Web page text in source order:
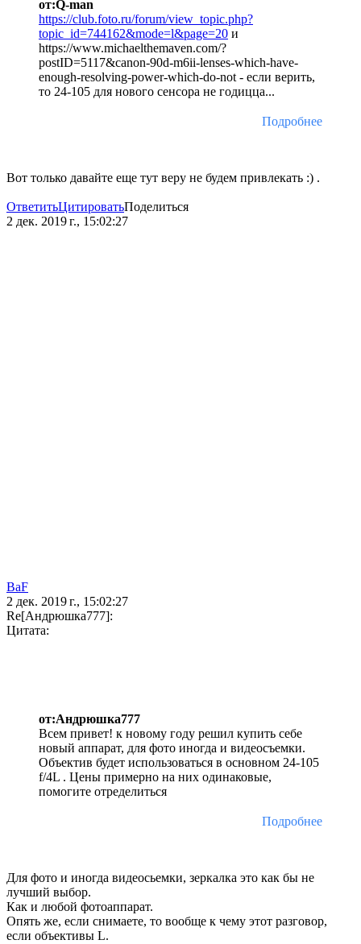
от:Q-man
https://club.foto.ru/forum/view_topic.php?
topic_id=744162&mode=l&page=20 и
https://www.michaelthemaven.com/?
postID=5117&canon-90d-m6ii-lenses-which-have-
enough-resolving-power-which-do-not - если верить,
то 24-105 для нового сенсора не годицца...
Подробнее
Вот только давайте еще тут веру не будем привлекать :) .
ОтветитьЦитироватьПоделиться
2 дек. 2019 г., 15:02:27
BaF
2 дек. 2019 г., 15:02:27
Re[Андрюшка777]:
Цитата:
от:Андрюшка777
Всем привет! к новому году решил купить себе
новый аппарат, для фото иногда и видеосъемки.
Объектив будет использоваться в основном 24-105
f/4L . Цены примерно на них одинаковые,
помогите отределиться
Подробнее
Для фото и иногда видеосьемки, зеркалка это как бы не
лучший выбор.
Как и любой фотоаппарат.
Опять же, если снимаете, то вообще к чему этот разговор,
если объективы L.